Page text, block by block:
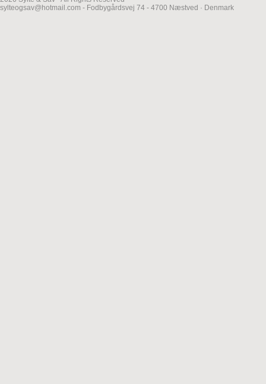
sylteogsav@hotmail.com - Fodbygårdsvej 74 - 4700 Næstved · Denmark